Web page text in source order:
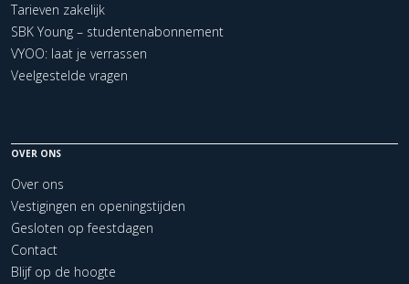
Tarieven zakelijk
SBK Young – studentenabonnement
VYOO: laat je verrassen
Veelgestelde vragen
OVER ONS
Over ons
Vestigingen en openingstijden
Gesloten op feestdagen
Contact
Blijf op de hoogte